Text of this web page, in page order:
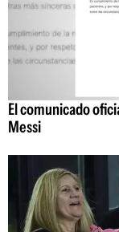
El comunicado
Messi